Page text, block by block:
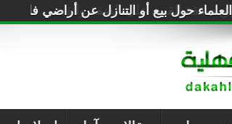
حول بيع أو التنازل عن أراضي فلسطين